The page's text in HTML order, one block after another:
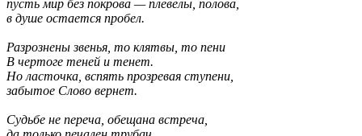
пусть мир без покрова — плевелы, полова,
в душе остается пробел.
Разрознены звенья, то клятвы, то пени
В чертоге теней и тенет.
Но ласточка, вспять прозревая ступени,
забытое Слово вернет.
Судьбе не переча, обещана встреча,